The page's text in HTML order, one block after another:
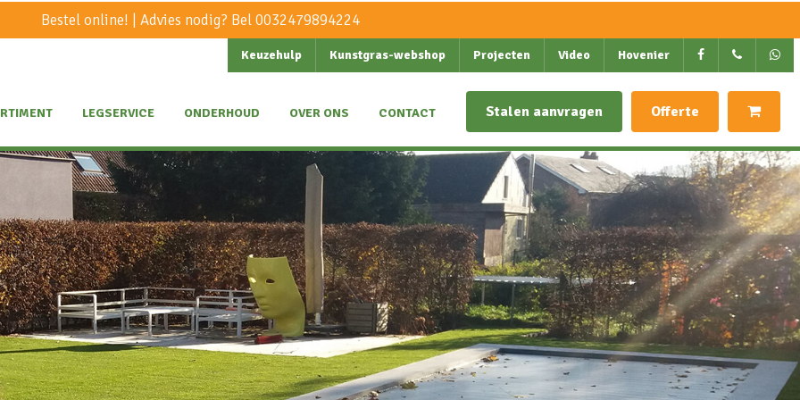
Bestel online! | Advies nodig? Bel0032479894224
Keuzehulp Kunstgras-webshop Projecten Video Hovenier
LEGSERVICE ONDERHOUD OVER ONS CONTACT Stalen aanvragen Offerte